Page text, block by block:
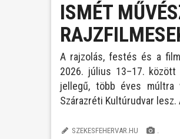
ISMÉT
A rajzolás, festés és a
2026. július 13–17. között
jellegű, több éves múltra
Szárazréti Kultúrudvar
SZEKESFEHERVAR.HU .